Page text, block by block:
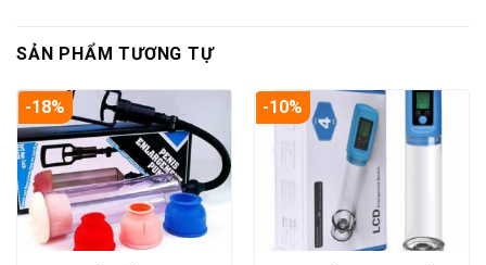
SẢN PHẨM TƯƠNG TỰ
-18% -10%